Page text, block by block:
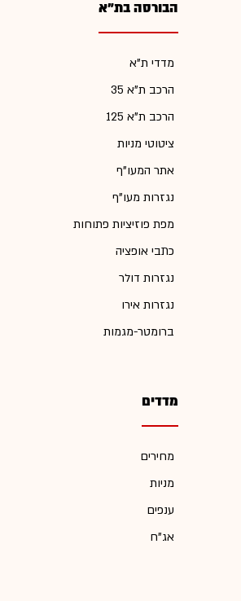
הבורסה בת"א
מדדי ת"א
הרכב ת"א 35
הרכב ת"א 125
ציטוטי מניות
אתר המעו"ף
נגזרות מעו"ף
מפת פוזיציות פתוחות
כתבי אופציה
נגזרות דולר
נגזרות אירו
ברומטר-מגמות
מדדים
מחירים
מניות
ענפים
אג"ח